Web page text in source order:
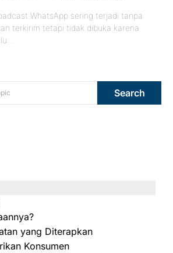
WhatsApp sering terjadi tanpa
terkirim tetapi tidak dibuka karena
Search
of Content
yang Diterapkan
Konsumen